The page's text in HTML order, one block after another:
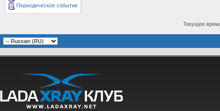
Периодическое событие
Текущее